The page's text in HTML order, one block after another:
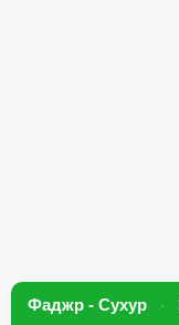
Фаджр - Сухур